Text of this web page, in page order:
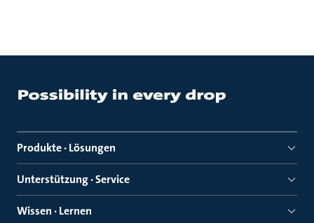
Produkte · Lösungen
Unterstützung · Service
Wissen · Lernen